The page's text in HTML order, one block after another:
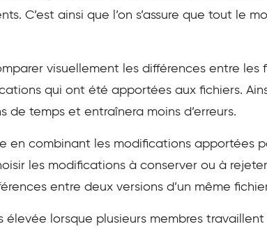
C’est ainsi que l’on s’assure que tout le
visuellement les différences entre les
qui ont été apportées aux fichiers.
temps et entraînera moins d’erreurs.
en combinant les modifications apportées
les modifications à conserver ou à
entre deux versions d’un même
élevée lorsque plusieurs membres travaillent